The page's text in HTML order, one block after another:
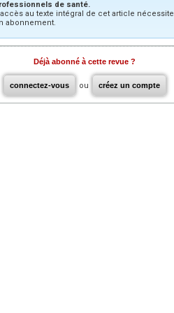
de santé.
au texte intégral de cet article nécessite
abonnement.
Déjà abonné à cette revue ?
connectez-vous ou créez un compte